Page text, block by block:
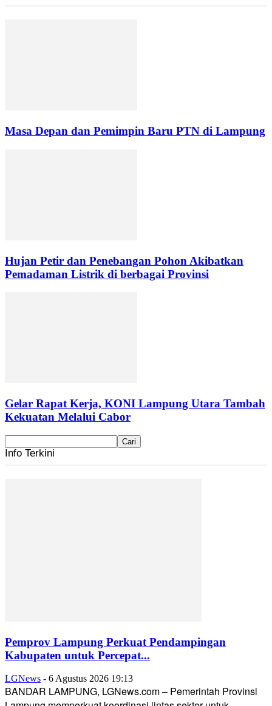
Masa Depan dan Pemimpin Baru PTN di Lampung
Hujan Petir dan Penebangan Pohon Akibatkan
Pemadaman Listrik di berbagai Provinsi
Gelar Rapat Kerja, KONI Lampung Utara Tambah
Kekuatan Melalui Cabor
Info Terkini
Pemprov Lampung Perkuat Pendampingan
Kabupaten untuk Percepat...
LGNews - 6 Agustus 2026 19:13
BANDAR LAMPUNG, LGNews.com – Pemerintah Provinsi